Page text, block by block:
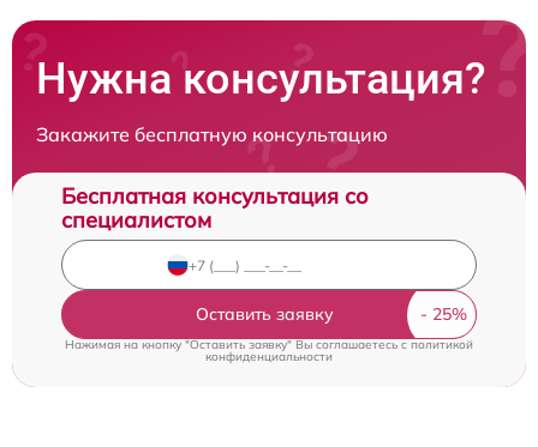
Нужна консультация?
Закажите бесплатную консультацию
Бесплатная консультация со
специалистом
Оставить заявку
Нажимая на кнопку "Оставить заявку" Вы соглашаетесь cполитикой
конфиденциальности